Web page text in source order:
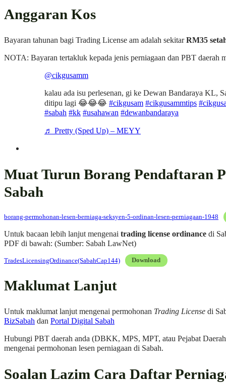
Anggaran Kos
Bayaran tahunan bagi Trading License am adalah sekitarRM35
NOTA: Bayaran tertakluk kepada jenis perniagaan dan PBT daerah
@cikgusamm
kalau ada isu perlesenan, gi ke Dewan Bandaraya KL,
ditipu lagi 😂😂😂 #cikgusam #cikgusammtips
#sabah #kk #usahawan #dewanbandaraya
♬ Pretty (Sped Up) – MEYY
Muat Turun Borang Pendaftaran
Sabah
borang-permohonan-lesen-berniaga-seksyen-5-ordinan-lesen-perniagaan-1948
Untuk bacaan lebih lanjut mengenai trading license ordinance di
PDF di bawah: (Sumber: Sabah LawNet)
TradesLicensingOrdinance(SabahCap144) Download
Maklumat Lanjut
Untuk maklumat lanjut mengenai permohonan Trading License di
BizSabah dan Portal Digital Sabah
Hubungi PBT daerah anda (DBKK, MPS, MPT, atau Pejabat
mengenai permohonan lesen perniagaan di Sabah.
Soalan Lazim Cara Daftar